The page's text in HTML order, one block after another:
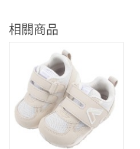
相關商品